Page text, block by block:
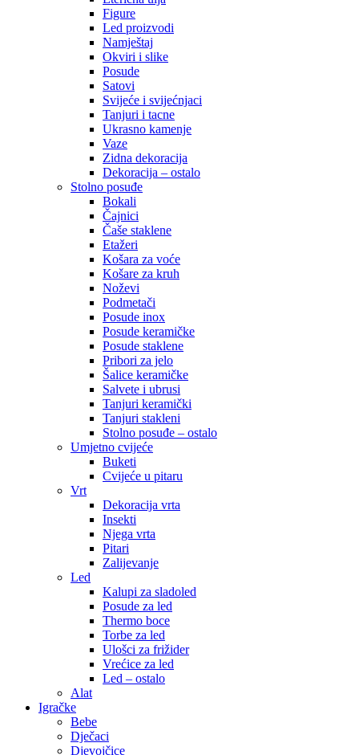
Figure
Led proizvodi
Namještaj
Okviri i slike
Posude
Satovi
Svijeće i svijećnjaci
Tanjuri i tacne
Ukrasno kamenje
Vaze
Zidna dekoracija
Dekoracija – ostalo
Stolno posuđe
Bokali
Čajnici
Čaše staklene
Etažeri
Košara za voće
Košare za kruh
Noževi
Podmetači
Posude inox
Posude keramičke
Posude staklene
Pribori za jelo
Šalice keramičke
Salvete i ubrusi
Tanjuri keramički
Tanjuri stakleni
Stolno posuđe – ostalo
Umjetno cvijeće
Buketi
Cvijeće u pitaru
Vrt
Dekoracija vrta
Insekti
Njega vrta
Pitari
Zalijevanje
Led
Kalupi za sladoled
Posude za led
Thermo boce
Torbe za led
Ulošci za frižider
Vrećice za led
Led – ostalo
Alat
Igračke
Bebe
Dječaci
Djevojčice